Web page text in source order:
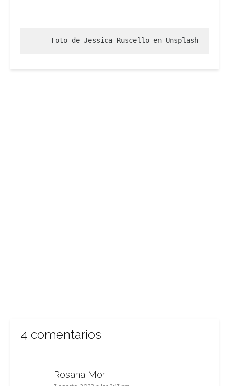
Foto de Jessica Ruscello en Unsplash
4 comentarios
Rosana Mori